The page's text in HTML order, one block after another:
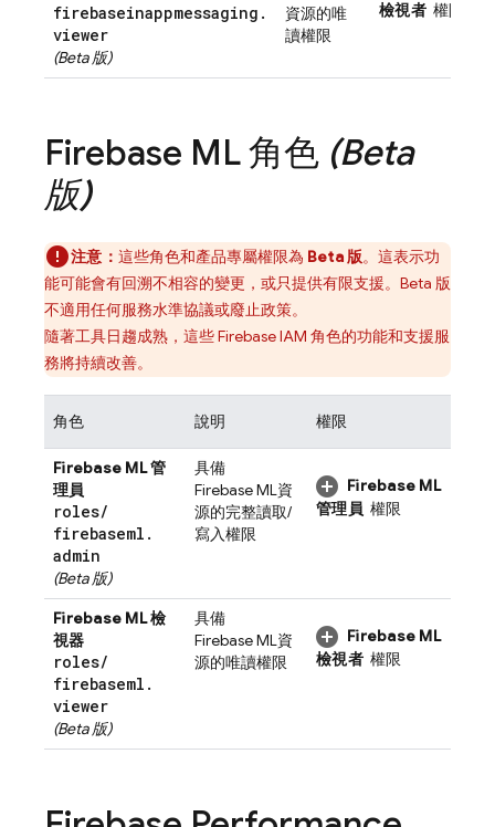
firebaseinappmessaging .
viewer
(Beta 版)
資源的唯
讀權限
檢視者權限
Firebase ML角色 (Beta
版)
注意： 這些角色和產品專屬權限為 Beta 版。這表示功
能可能會有回溯不相容的變更，或只提供有限支援。Beta 版
不適用任何服務水準協議或廢止政策。
隨著工具日趨成熟，這些 Firebase IAM 角色的功能和支援服
務將持續改善。
角色 說明 權限
Firebase ML管
理員
roles/
firebaseml .
admin
(Beta 版)
具備
Firebase ML資
源的完整讀取/
寫入權限
Firebase ML
管理員 權限
Firebase ML檢
視器
roles/
firebaseml .
viewer
(Beta 版)
具備
Firebase ML資
源的唯讀權限
Firebase ML
檢視者權限